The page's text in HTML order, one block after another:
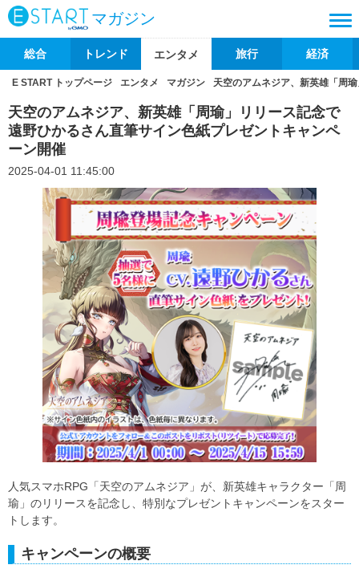
マガジン
総合 トレンド エンタメ 旅行 経済
E START トップページ エンタメ マガジン 天空のアムネジア、新英雄「周
天空のアムネジア、新英雄「周瑜」リリース記念で
遠野ひかるさん直筆サイン色紙プレゼントキャンペ
ーン開催
2025-04-01 11:45:00
人気スマホRPG「天空のアムネジア」が、新英雄キャラクター「周
瑜」のリリースを記念し、特別なプレゼントキャンペーンをスター
トします。
キャンペーンの概要